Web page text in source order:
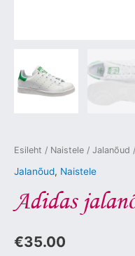
Esileht / Naistele / Jalanõud
Jalanõud, Naistele
Adidas
€35.00